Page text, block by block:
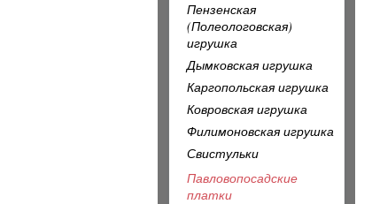
Пензенская
(Полеологовская)
игрушка
Дымковская игрушка
Каргопольская игрушка
Ковровская игрушка
Филимоновская игрушка
Свистульки
Павловопосадские
платки